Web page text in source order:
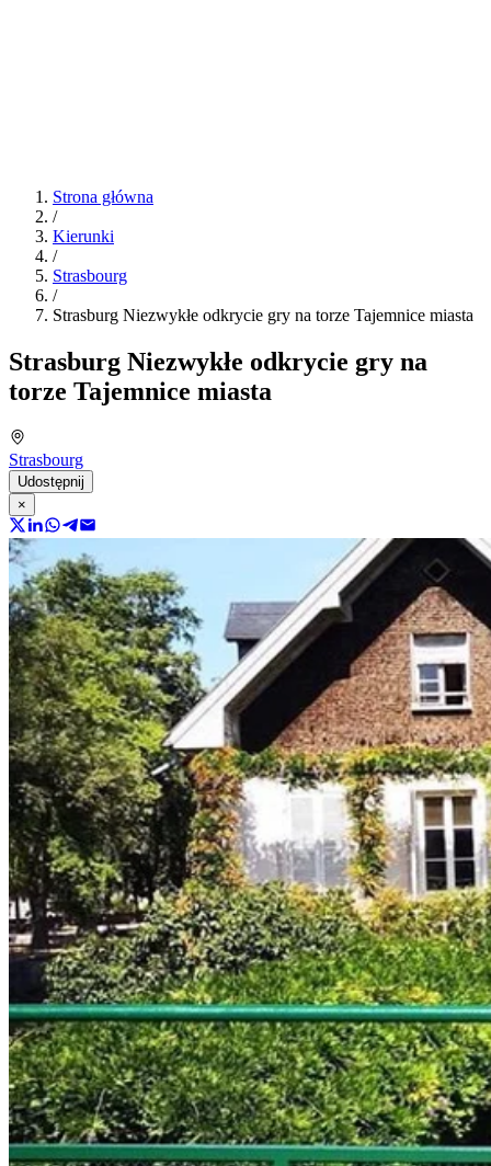
Strona główna
/
Kierunki
/
Strasbourg
/
Strasburg Niezwykłe odkrycie gry na torze Tajemnice miasta
Strasburg Niezwykłe odkrycie gry na
torze Tajemnice miasta
Strasbourg
Udostępnij
×